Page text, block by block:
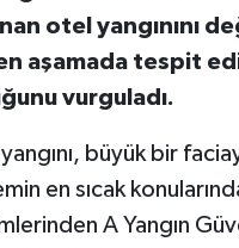
otel yangınını
aşamada tespit
vurguladı.
büyük bir
en sıcak
A Yangın